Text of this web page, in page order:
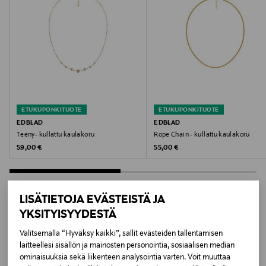
LISÄTIETOJA EVÄSTEISTÄ JA
YKSITYISYYDESTÄ
Valitsemalla “Hyväksy kaikki”, sallit evästeiden tallentamisen
laitteellesi sisällön ja mainosten personointia, sosiaalisen median
ominaisuuksia sekä liikenteen analysointia varten. Voit muuttaa
Hoito-ohjeet
Puhdista pehmeällä liinalla. Vedenkestävä ja
GOLD
Koko
One size
Valmistusmaa
Kiina
Valmistajan tuotenumero
117578
ETUKUPONKITUOTE
EDBLAD
Teeny- kullattu kaulakoru
Original Price
59,00 €
ETUKUPONKITUOTE
EDBLAD
Rope Chain - kullattu kaulakoru
Original Price
55,00 €
LISÄÄ KIINNOSTAVIA
TUOTTEITA